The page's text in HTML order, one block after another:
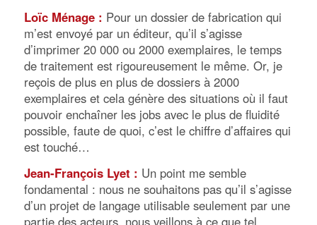
Loïc Ménage : Pour un dossier de fabrication qui
m’est envoyé par un éditeur, qu’il s’agisse
d’imprimer 20 000 ou 2000 exemplaires, le temps
de traitement est rigoureusement le même. Or, je
reçois de plus en plus de dossiers à 2000
exemplaires et cela génère des situations où il faut
pouvoir enchaîner les jobs avec le plus de fluidité
possible, faute de quoi, c’est le chiffre d’affaires qui
est touché…
Jean-François Lyet : Un point me semble
fondamental : nous ne souhaitons pas qu’il s’agisse
d’un projet de langage utilisable seulement par une